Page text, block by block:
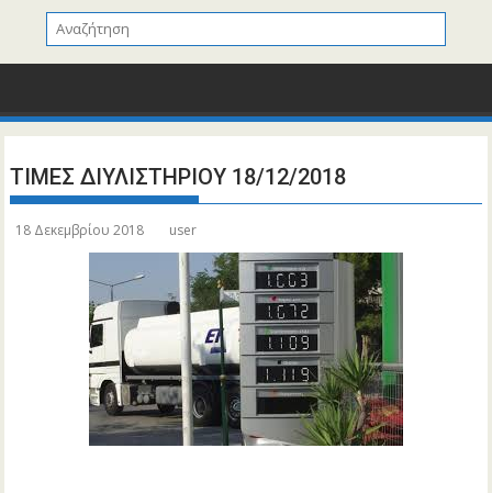
ΤΙΜΕΣ ΔΙΥΛΙΣΤΗΡΙΟΥ 18/12/2018
18 Δεκεμβρίου 2018 user